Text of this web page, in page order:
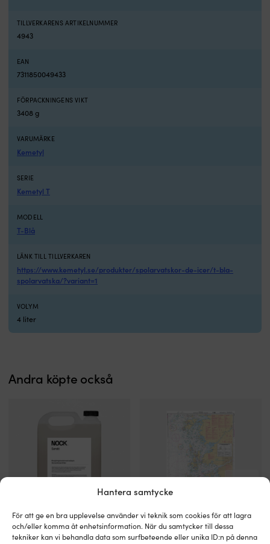
Hantera samtycke
För att ge en bra upplevelse använder vi teknik som cookies för att lagra
och/eller komma åt enhetsinformation. När du samtycker till dessa
tekniker kan vi behandla data som surfbeteende eller unika ID:n på denna
TILLVERKARENS ARTIKELNUMMER
4943
EAN
7311850049433
FÖRPACKNINGENS VIKT
3408 g
VARUMÄRKE
Kemetyl
SERIE
Kemetyl T
MODELL
T-Blå
LÄNK TILL TILLVERKAREN
https://www.kemetyl.se/produkter/spolarvatskor-de-icer/t-bla-
spolarvatska/?variant=1
VOLYM
4 liter
Andra köpte också
Högeffektivt
rengöringsmedel
Rengöringsmedel med oxalsyra
NOCK Sandö, koncentrerad, 5
Övningssjökort
–
Övningssjökort Sjöfartsverket
Förarintyg 931 (Utgåva 2023)